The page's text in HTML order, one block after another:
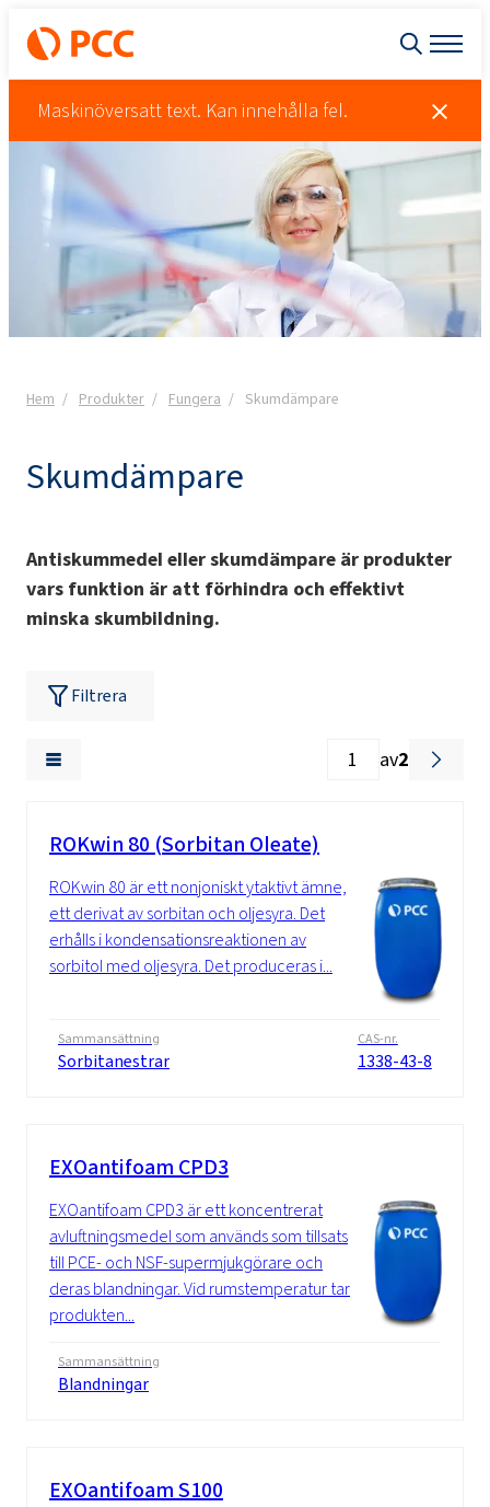
Maskinöversatt text. Kan innehålla fel.
Hem Produkter Fungera Skumdämpare
Skumdämpare
Antiskummedel eller skumdämpare är produkter
vars funktion är att förhindra och effektivt
minska skumbildning.
Filtrera
av2
ROKwin 80 (Sorbitan Oleate)
ROKwin 80 är ett nonjoniskt ytaktivt ämne,
ett derivat av sorbitan och oljesyra. Det
erhålls i kondensationsreaktionen av
sorbitol med oljesyra. Det produceras i...
Sammansättning
Sorbitanestrar
CAS-nr.
1338-43-8
EXOantifoam CPD3
EXOantifoam CPD3 är ett koncentrerat
avluftningsmedel som används som tillsats
till PCE- och NSF-supermjukgörare och
deras blandningar. Vid rumstemperatur tar
produkten...
Sammansättning
Blandningar
EXOantifoam S100